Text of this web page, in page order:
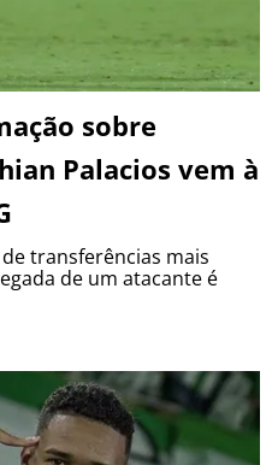
sobre
Palacios vem à
transferências mais
de um atacante é